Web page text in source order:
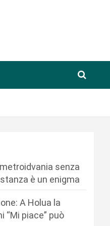
senza
è un enigma
A Holua la
“Mi piace” può